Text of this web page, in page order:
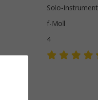
Solo-Instrument
f-Moll
4